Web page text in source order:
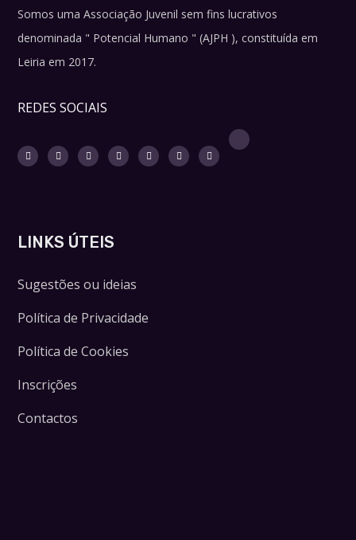
Somos uma Associação Juvenil sem fins lucrativos
denominada " Potencial Humano " (AJPH ), constituída em
Leiria em 2017.
REDES SOCIAIS
LINKS ÚTEIS
Sugestões ou ideias
Política de Privacidade
Política de Cookies
Inscrições
Contactos